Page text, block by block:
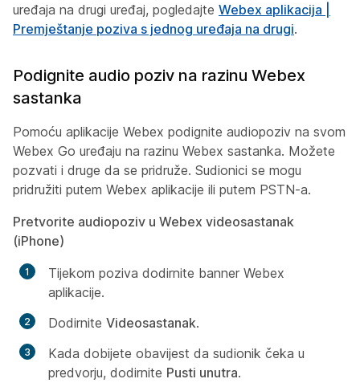
uređaja na drugi uređaj, pogledajte Webex aplikacija |
Premještanje poziva s jednog uređaja na drugi.
Podignite audio poziv na razinu Webex
sastanka
Pomoću aplikacije Webex podignite audiopoziv na svom
Webex Go uređaju na razinu Webex sastanka. Možete
pozvati i druge da se pridruže. Sudionici se mogu
pridružiti putem Webex aplikacije ili putem PSTN-a.
Pretvorite audiopoziv u Webex videosastanak
(iPhone)
Tijekom poziva dodirnite banner Webex
aplikacije.
Dodirnite Videosastanak.
Kada dobijete obavijest da sudionik čeka u
predvorju, dodirnite Pusti unutra.